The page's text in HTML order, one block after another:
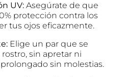
UV: Asegúrate de que
protección contra los
tus ojos eficazmente.
Elige un par que se
sin apretar ni
sin molestias.